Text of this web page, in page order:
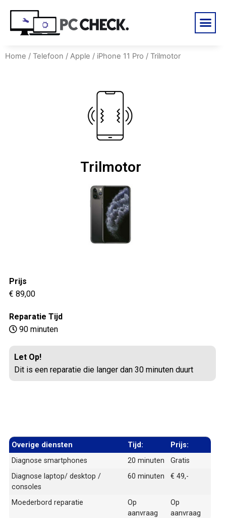
Home / Telefoon / Apple / iPhone 11 Pro / Trilmotor
Trilmotor
Prijs
€ 89,00
Reparatie Tijd
90 minuten
Let Op!
Dit is een reparatie die langer dan 30 minuten duurt
Overige diensten Tijd:
Prijs:
Diagnose smartphones
20 minuten
Gratis
Diagnose laptop/ desktop /
consoles
60 minuten € 49,-
Moederbord reparatie
Op
aanvraag
Op
aanvraag